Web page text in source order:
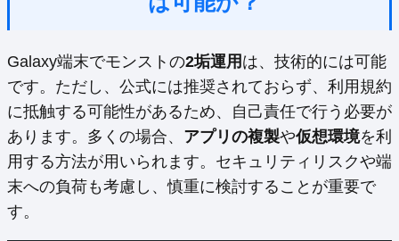
Galaxy端末でモンストの2垢運用 は、技術的には可能
です。ただし、公式には推奨されておらず、利用規約
に抵触する可能性があるため、自己責任で行う必要が
あります。多くの場合、 アプリの複製や仮想環境を利
用する方法が用いられます。セキュリティリスクや端
末への負荷も考慮し、慎重に検討することが重要で
す。